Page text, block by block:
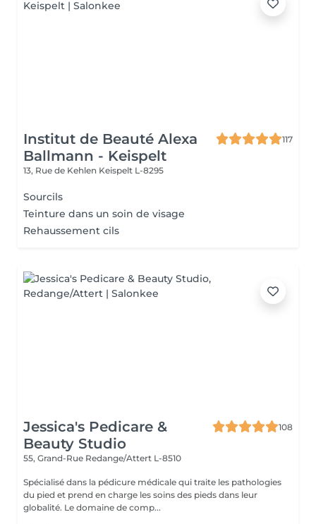
Institut de Beauté Alexa
Ballmann - Keispelt
117
13, Rue de Kehlen Keispelt L-8295
Sourcils
Teinture dans un soin de visage
Rehaussement cils
Jessica's Pedicare &
Beauty Studio
108
55, Grand-Rue Redange/Attert L-8510
Spécialisé dans la pédicure médicale qui traite les pathologies
du pied et prend en charge les soins des pieds dans leur
globalité. Le domaine de comp...